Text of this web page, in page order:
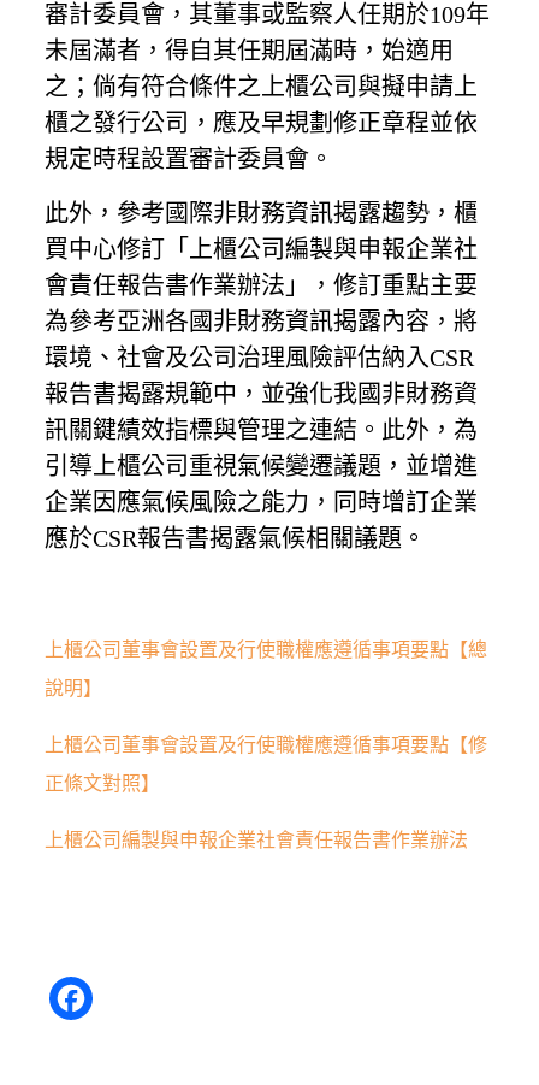
審計委員會，其董事或監察人任期於109年
未屆滿者，得自其任期屆滿時，始適用
之；倘有符合條件之上櫃公司與擬申請上
櫃之發行公司，應及早規劃修正章程並依
規定時程設置審計委員會。
此外，參考國際非財務資訊揭露趨勢，櫃
買中心修訂「上櫃公司編製與申報企業社
會責任報告書作業辦法」，修訂重點主要
為參考亞洲各國非財務資訊揭露內容，將
環境、社會及公司治理風險評估納入CSR
報告書揭露規範中，並強化我國非財務資
訊關鍵績效指標與管理之連結。此外，為
引導上櫃公司重視氣候變遷議題，並增進
企業因應氣候風險之能力，同時增訂企業
應於CSR報告書揭露氣候相關議題。
上櫃公司董事會設置及行使職權應遵循事項要點【總
說明】
上櫃公司董事會設置及行使職權應遵循事項要點【修
正條文對照】
上櫃公司編製與申報企業社會責任報告書作業辦法
Facebook